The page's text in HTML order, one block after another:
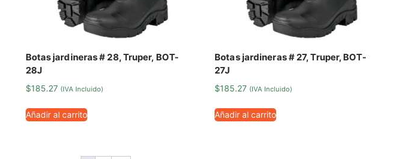
Botas jardineras # 28, Truper, BOT-
28J
$185.27 (IVA Incluido)
Añadir al carrito
Botas jardineras # 27, Truper, BOT-
27J
$185.27 (IVA Incluido)
Añadir al carrito